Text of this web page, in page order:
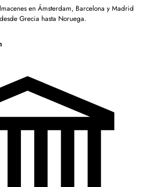
en Ámsterdam, Barcelona y Madrid
Grecia hasta Noruega.